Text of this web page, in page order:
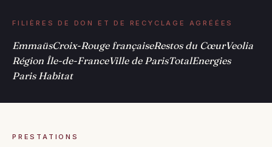
FILIÈRES DE DON ET DE RECYCLAGE AGRÉÉES
EmmaüsCroix-Rouge françaiseRestos du CœurVeolia
Région Île-de-FranceVille de ParisTotalEnergies
Paris Habitat
PRESTATIONS